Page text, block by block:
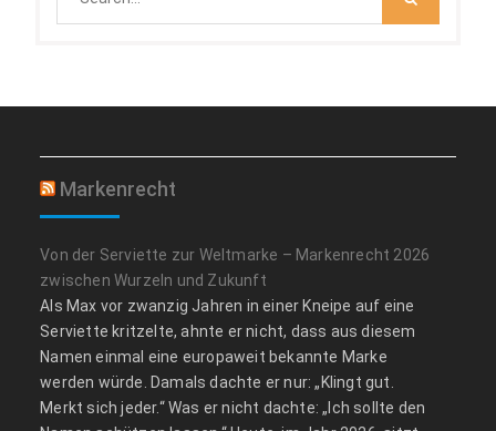
Markenrecht
Von der Serviette zur Weltmarke – Markenrecht 2026
zwischen Wurzeln und Zukunft
Als Max vor zwanzig Jahren in einer Kneipe auf eine
Serviette kritzelte, ahnte er nicht, dass aus diesem
Namen einmal eine europaweit bekannte Marke
werden würde. Damals dachte er nur: „Klingt gut.
Merkt sich jeder.“ Was er nicht dachte: „Ich sollte den